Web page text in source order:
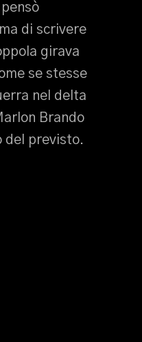
di scrivere
girava
se stesse
nel delta
Brando
del previsto.